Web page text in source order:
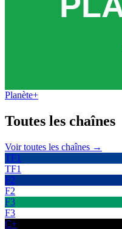
Planète+
Toutes les chaînes
Voir toutes les chaînes →
TF1
TF1
F2
F2
F3
F3
C+